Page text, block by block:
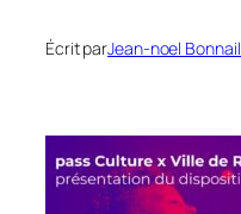
Écrit parJean-noel